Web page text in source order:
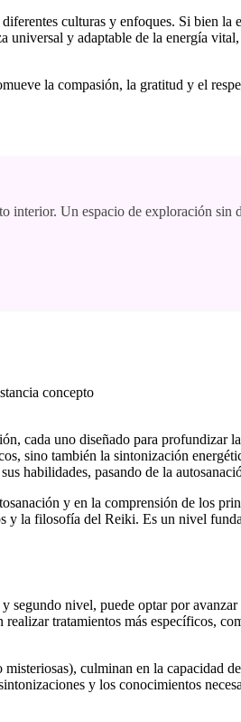
culturas y enfoques. Si bien
y adaptable de la energía
la compasión, la gratitud y el
interior. Un espacio de exploración sin
cada uno diseñado para profundizar
sino también la sintonización
habilidades, pasando de la
y en la comprensión de los
la filosofía del Reiki. Es un nivel
nivel, puede optar por
tratamientos más específicos,
culminan en la
y los conocimientos